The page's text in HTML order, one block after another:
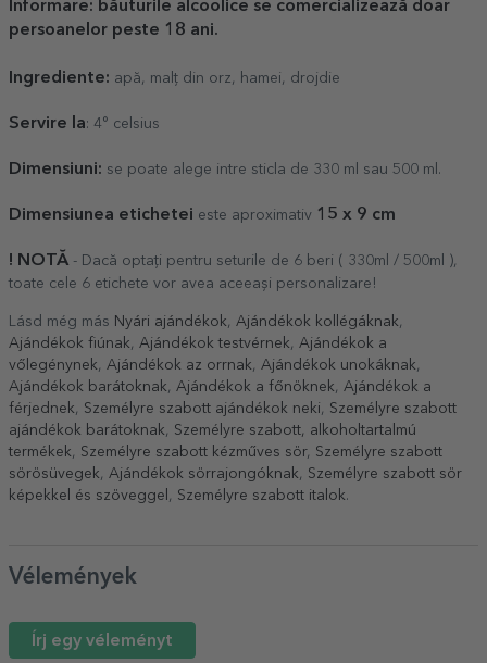
Informare: băuturile alcoolice se comercializează doar
persoanelor peste 18 ani.
Ingrediente: apă, malț din orz, hamei, drojdie
Servire la: 4° celsius
Dimensiuni: se poate alege intre sticla de 330 ml sau 500 ml.
Dimensiunea etichetei este aproximativ 1 5 x 9 cm
! NOTĂ - Dacă optați pentru seturile de 6 beri ( 330ml / 500ml ),
toate cele 6 etichete vor avea aceeași personalizare!
Lásd még más Nyári ajándékok, Ajándékok kollégáknak,
Ajándékok fiúnak, Ajándékok testvérnek, Ajándékok a
vőlegénynek, Ajándékok az orrnak, Ajándékok unokáknak,
Ajándékok barátoknak, Ajándékok a főnöknek, Ajándékok a
férjednek, Személyre szabott ajándékok neki, Személyre szabott
ajándékok barátoknak, Személyre szabott, alkoholtartalmú
termékek, Személyre szabott kézműves sör, Személyre szabott
sörösüvegek, Ajándékok sörrajongóknak, Személyre szabott sör
képekkel és szöveggel , Személyre szabott italok.
Vélemények
Írj egy véleményt